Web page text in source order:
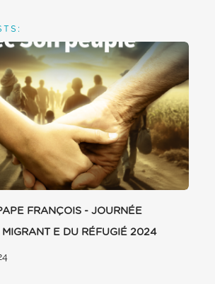
FRANÇOIS - JOURNÉE
E DU RÉFUGIÉ 2024